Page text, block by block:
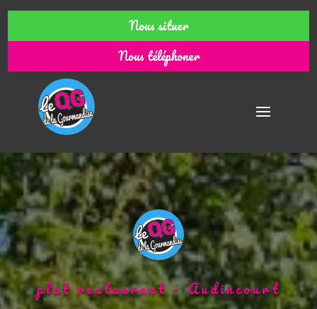
Nous situer
Nous téléphoner
plat restaurant – Audincourt